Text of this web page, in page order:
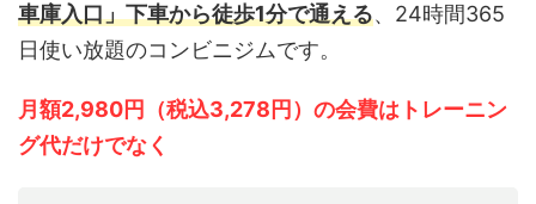
車庫入口」下車から徒歩1分で通える、24時間365
日使い放題のコンビニジムです。
月額2,980円（税込3,278円）の会費はトレーニン
グ代だけでなく